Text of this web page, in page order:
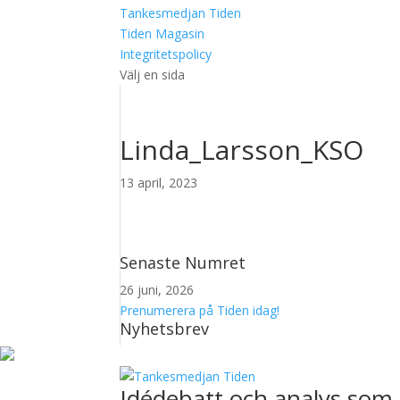
Tankesmedjan Tiden
Tiden Magasin
Integritetspolicy
Välj en sida
Linda_Larsson_KSO
13 april, 2023
Senaste Numret
26 juni, 2026
Prenumerera på Tiden idag!
Nyhetsbrev